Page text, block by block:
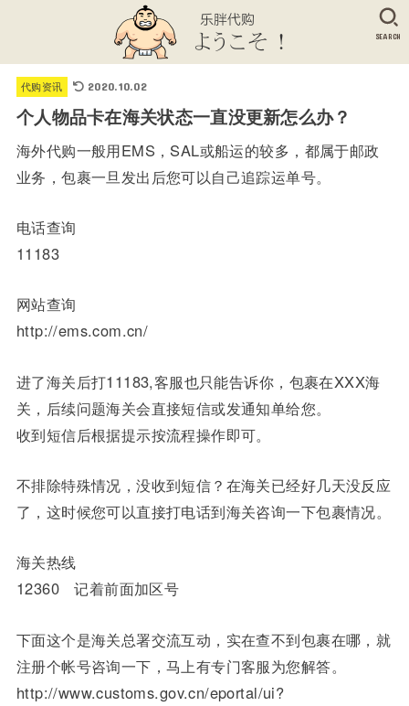
SEARCH
代购资讯 2020.10.02
个人物品卡在海关状态一直没更新怎么办？
海外代购一般用EMS，SAL或船运的较多，都属于邮政
业务，包裹一旦发出后您可以自己追踪运单号。
电话查询
11183
网站查询
http://ems.com.cn/
进了海关后打11183,客服也只能告诉你，包裹在XXX海
关，后续问题海关会直接短信或发通知单给您。
收到短信后根据提示按流程操作即可。
不排除特殊情况，没收到短信？在海关已经好几天没反应
了，这时候您可以直接打电话到海关咨询一下包裹情况。
海关热线
12360 记着前面加区号
下面这个是海关总署交流互动，实在查不到包裹在哪，就
注册个帐号咨询一下，马上有专门客服为您解答。
http://www.customs.gov.cn/eportal/ui?